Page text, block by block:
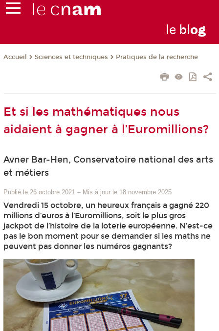
le blog
Accueil Sciences et techniques Pratiques de la recherche
Et si les mathématiques nous
aidaient à gagner à l’Euromillions?
Avner Bar-Hen, Conservatoire national des arts
et métiers
Publié le 26 octobre 2021 – Mis à jour le 18 novembre 2025
Vendredi 15 octobre, un heureux français a gagné 220
millions d’euros à l’Euromillions, soit le plus gros
jackpot de l’histoire de la loterie européenne. N’est-ce
pas le bon moment pour se demander si les maths ne
peuvent pas donner les numéros gagnants?